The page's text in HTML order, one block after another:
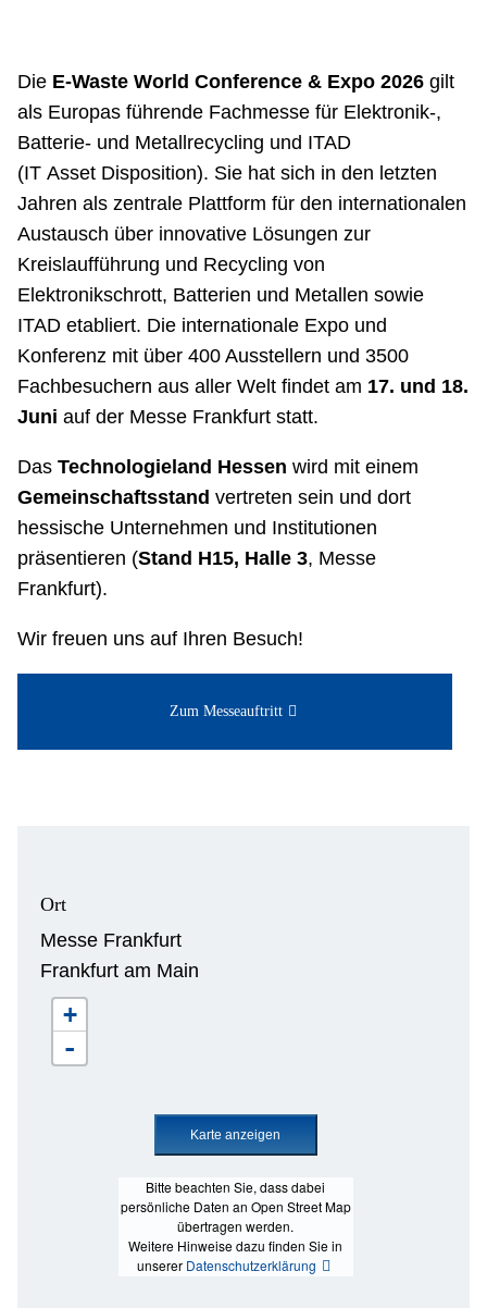
Die E-Waste World Conference & Expo 2026gilt
als Europas führende Fachmesse für Elektronik-,
Batterie- und Metallrecycling und ITAD
(IT Asset Disposition). Sie hat sich in den letzten
Jahren als zentrale Plattform für den internationalen
Austausch über innovative Lösungen zur
Kreislaufführung und Recycling von
Elektronikschrott, Batterien und Metallen sowie
ITAD etabliert. Die internationale Expo und
Konferenz mit über 400 Ausstellern und 3500
Fachbesuchern aus aller Welt findet am 17. und 18.
Juni auf der Messe Frankfurt statt.
Das Technologieland Hessen wird mit einem
Gemeinschaftsstand vertreten sein und dort
hessische Unternehmen und Institutionen
präsentieren (Stand H15, Halle 3, Messe
Frankfurt).
Wir freuen uns auf Ihren Besuch!
Zum Messeauftritt
Ort
Messe Frankfurt
Frankfurt am Main
Bitte beachten Sie, dass dabei
persönliche Daten an Open Street Map
übertragen werden.
Weitere Hinweise dazu finden Sie in
unserer Datenschutzerklärung
+
-